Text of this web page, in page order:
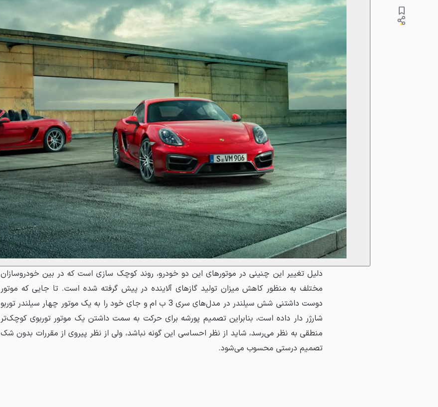
دلیل تغییر این چنینی در موتورهای این دو خودرو، روند کوچک سازی است که در بین خودروسازان
مختلف به منظور کاهش میزان تولید گازهای آلاینده در پیش گرفته شده است. تا جایی که موتور
دوست داشتنی شش سیلندر در مدل‌های سری 3 ب ام و جای خود را به یک موتور چهار سیلندر توربو
شارژر دار داده است، بنابراین تصمیم پورشه برای حرکت به سمت داشتن یک موتور توربوی کوچک‌تر
منطقی به نظر می‌رسد، شاید از نظر احساسی این گونه نباشد، ولی از نظر پیروی از مقررات بدون شک
تصمیم درستی محسوب می‌شود.